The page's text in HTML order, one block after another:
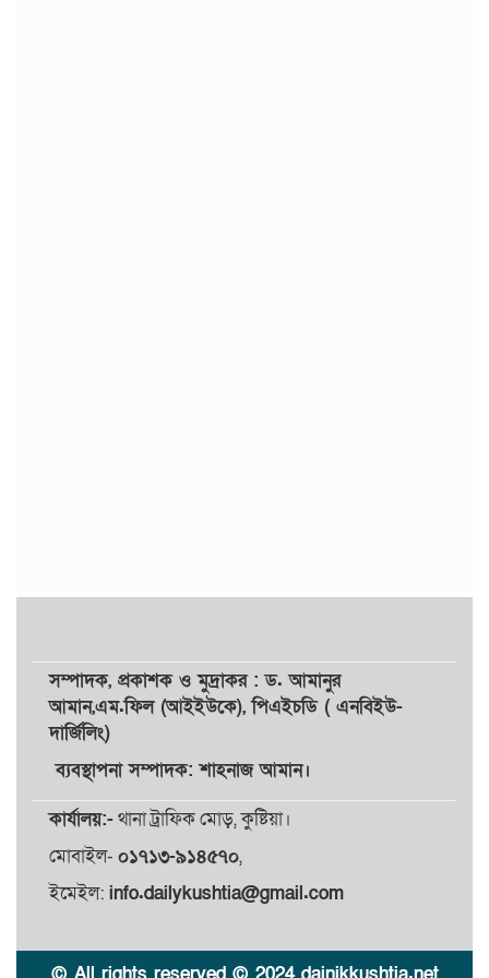
সম্পাদক, প্রকাশকওমুদ্রাকর: ড. আমানুর
আমান,এম.ফিল (আইইউকে), পিএইচডি ( এনবিইউ-
দার্জিলিং)
ব্যবস্থাপনা সম্পাদক: শাহনাজ আমান।
কার্যালয়:-থানা ট্রাফিক মোড়, কুষ্টিয়া।
মোবাইল- ০১৭১৩-৯১৪৫৭০,
ইমেইল: info.dailykushtia@gmail.com